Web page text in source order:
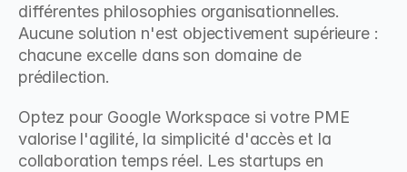
différentes philosophies organisationnelles.
Aucune solution n'est objectivement supérieure :
chacune excelle dans son domaine de
prédilection.
Optez pour Google Workspace si votre PME
valorise l'agilité, la simplicité d'accès et la
collaboration temps réel. Les startups en